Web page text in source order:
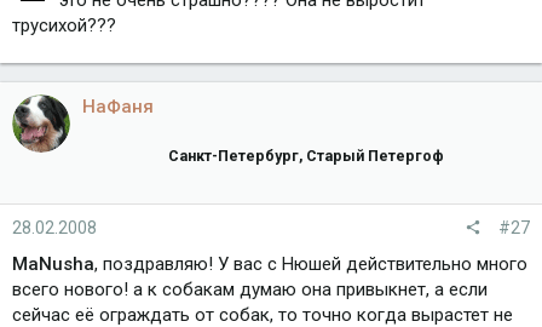
трусихой???
НаФаня
Санкт-Петербург, Старый Петергоф
28.02.2008 #27
MaNusha, поздравляю! У вас с Нюшей действительно много
всего нового! а к собакам думаю она привыкнет, а если
сейчас её ограждать от собак, то точно когда вырастет не